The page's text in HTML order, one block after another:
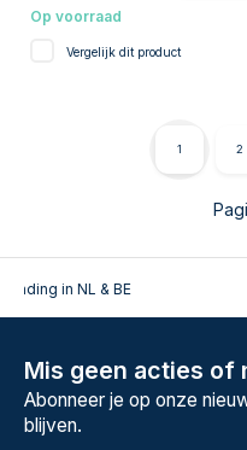
Op voorraad
Vergelijk dit product
1 2
in NL & BE
Mis geen acties of
Abonneer je op onze
blijven.